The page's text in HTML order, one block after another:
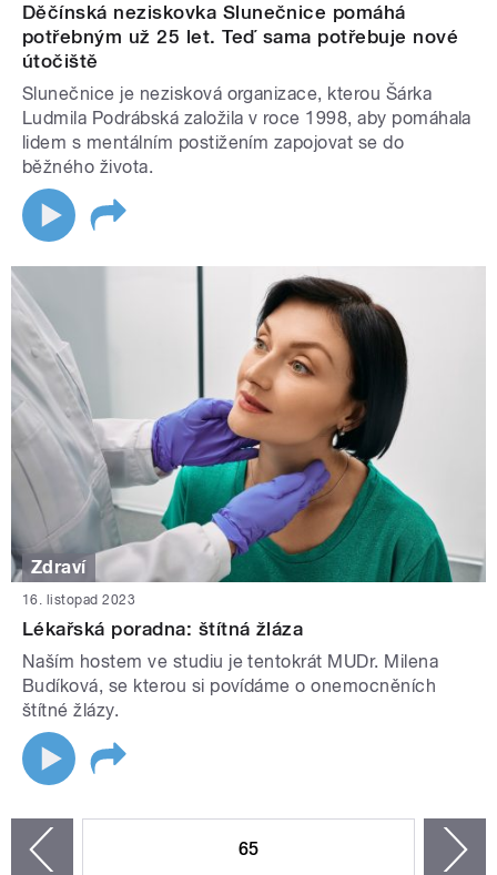
Děčínská neziskovka Slunečnice pomáhá
potřebným už 25 let. Teď sama potřebuje nové
útočiště
Slunečnice je nezisková organizace, kterou Šárka
Ludmila Podrábská založila v roce 1998, aby pomáhala
lidem s mentálním postižením zapojovat se do
běžného života.
Zdraví
16. listopad 2023
Lékařská poradna: štítná žláza
Naším hostem ve studiu je tentokrát MUDr. Milena
Budíková, se kterou si povídáme o onemocněních
štítné žlázy.
65